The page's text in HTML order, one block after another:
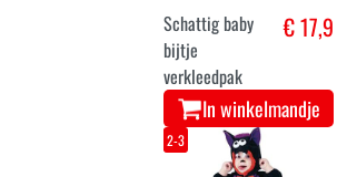
Schattig baby
bijtje
verkleedpak
€ 17,9
In winkelmandje
2-3